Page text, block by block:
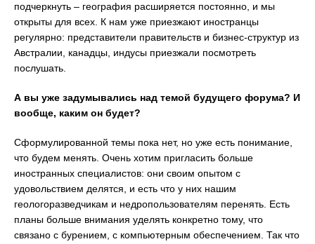
подчеркнуть – география расширяется постоянно, и мы
открыты для всех. К нам уже приезжают иностранцы
регулярно: представители правительств и бизнес-структур из
Австралии, канадцы, индусы приезжали посмотреть
послушать.
А вы уже задумывались над темой будущего форума? И
вообще, каким он будет?
Сформулированной темы пока нет, но уже есть понимание,
что будем менять. Очень хотим пригласить больше
иностранных специалистов: они своим опытом с
удовольствием делятся, и есть что у них нашим
геологоразведчикам и недропользователям перенять. Есть
планы больше внимания уделять конкретно тому, что
связано с бурением, с компьютерным обеспечением. Так что